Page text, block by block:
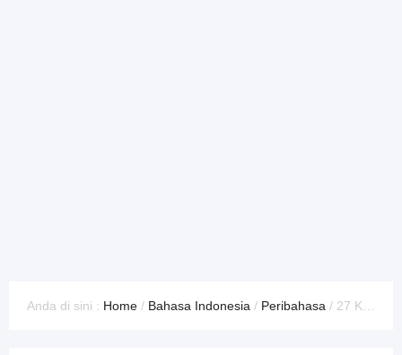
Anda di sini : Home / Bahasa Indonesia / Peribahasa / 27 Kumpulan Peribahasa Indonesia Beserta Artinya Huruf "H"